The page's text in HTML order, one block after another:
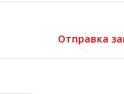
Отправка